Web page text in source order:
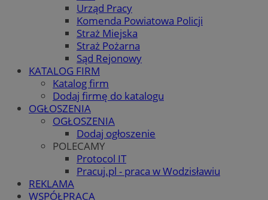
Urząd Pracy
Komenda Powiatowa Policji
Straż Miejska
Straż Pożarna
Sąd Rejonowy
KATALOG FIRM
Katalog firm
Dodaj firmę do katalogu
OGŁOSZENIA
OGŁOSZENIA
Dodaj ogłoszenie
POLECAMY
Protocol IT
Pracuj.pl - praca w Wodzisławiu
REKLAMA
WSPÓŁPRACA